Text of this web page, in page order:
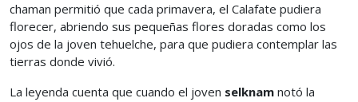
chaman permitió que cada primavera, el Calafate pudiera
florecer, abriendo sus pequeñas flores doradas como los
ojos de la joven tehuelche, para que pudiera contemplar las
tierras donde vivió.
La leyenda cuenta que cuando el joven selknam notó la